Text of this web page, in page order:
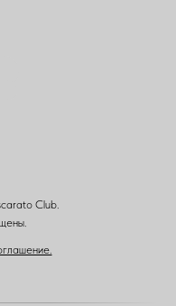
Club.